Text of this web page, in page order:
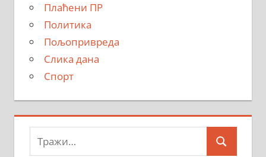
Плаћени ПР
Политика
Пољопривреда
Слика дана
Спорт
Тражи:
Search